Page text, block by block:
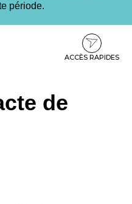
période.
ACCÈS RAPIDES
de